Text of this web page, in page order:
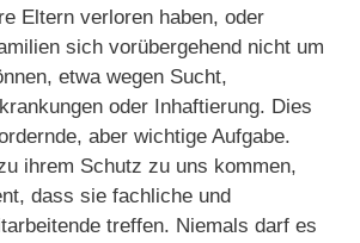
Eltern verloren haben, oder
sich vorübergehend nicht um
etwa wegen Sucht,
oder Inhaftierung. Dies
aber wichtige Aufgabe.
ihrem Schutz zu uns kommen,
dass sie fachliche und
treffen. Niemals darf es